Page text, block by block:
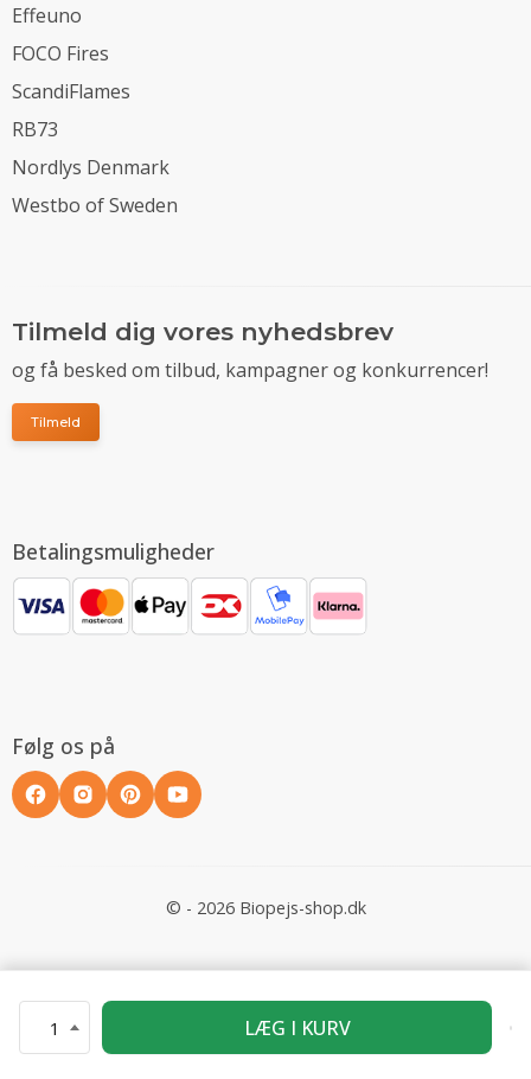
1 LÆG I KURV
Effeuno
FOCO Fires
ScandiFlames
RB73
Nordlys Denmark
Westbo of Sweden
Tilmeld dig vores nyhedsbrev
og få besked om tilbud, kampagner og konkurrencer!
Tilmeld
Betalingsmuligheder
Følg os på
© - 2026 Biopejs-shop.dk